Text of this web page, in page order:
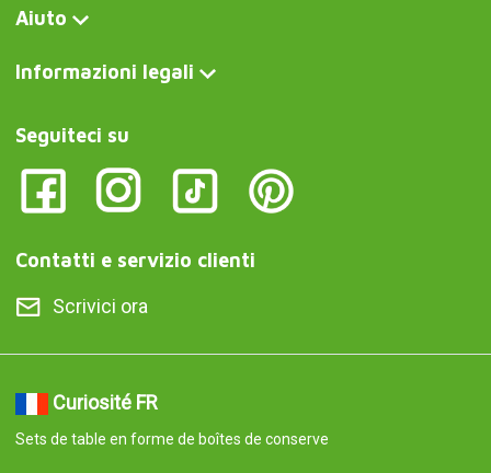
Aiuto
Informazioni legali
Seguiteci su
Contatti e servizio clienti
Scrivici ora
Curiosité FR
Sets de table en forme de boîtes de conserve